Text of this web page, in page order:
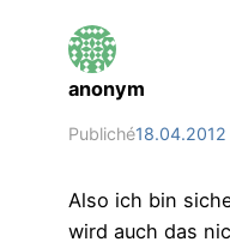
anonym
Publiché18.04.2012
Also ich bin
wird auch das